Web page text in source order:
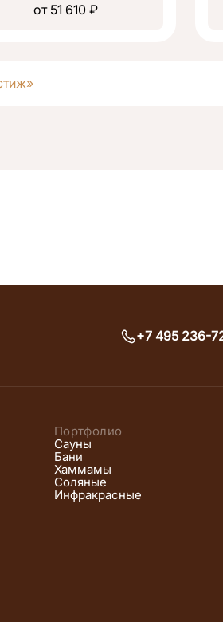
от 51 610 ₽
+7 495 236-
Портфолио
Сауны
Бани
Хаммамы
Соляные
Инфракрасные